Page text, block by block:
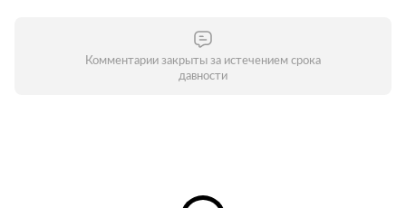
Комментарии закрыты за истечением срока
давности